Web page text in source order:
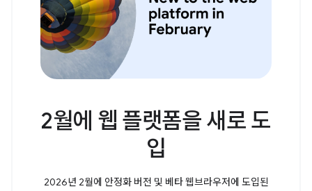
2월에 웹 플랫폼을 새로 도
입
2026년 2월에 안정화 버전 및 베타 웹브라우저에 도입된